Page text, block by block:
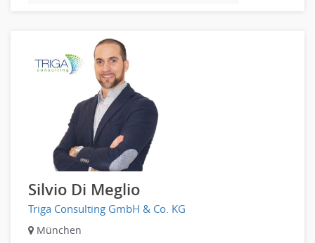
Silvio Di Meglio
Triga Consulting GmbH & Co. KG
München